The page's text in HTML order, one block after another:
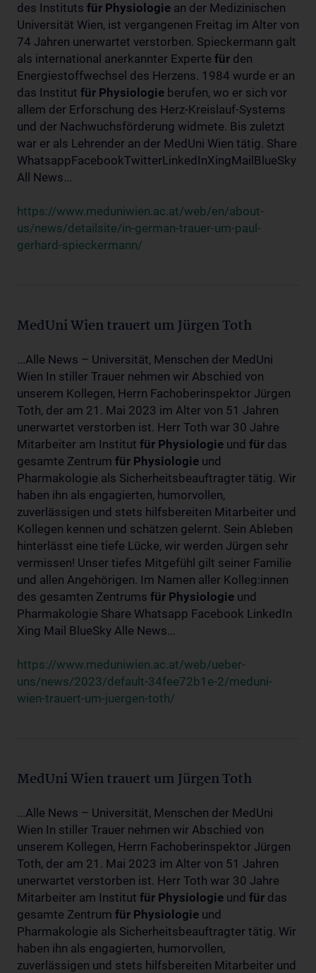
des Instituts für Physiologie an der Medizinischen
Universität Wien, ist vergangenen Freitag im Alter von
74 Jahren unerwartet verstorben. Spieckermann galt
als international anerkannter Experte für den
Energiestoffwechsel des Herzens. 1984 wurde er an
das Institut für Physiologie berufen, wo er sich vor
allem der Erforschung des Herz-Kreislauf-Systems
und der Nachwuchsförderung widmete. Bis zuletzt
war er als Lehrender an der MedUni Wien tätig. Share
WhatsappFacebookTwitterLinkedInXingMailBlueSky
All News...
https://www.meduniwien.ac.at/web/en/about-
us/news/detailsite/in-german-trauer-um-paul-
gerhard-spieckermann/
MedUni Wien trauert um Jürgen Toth
...Alle News – Universität, Menschen der MedUni
Wien In stiller Trauer nehmen wir Abschied von
unserem Kollegen, Herrn Fachoberinspektor Jürgen
Toth, der am 21. Mai 2023 im Alter von 51 Jahren
unerwartet verstorben ist. Herr Toth war 30 Jahre
Mitarbeiter am Institut für Physiologie und für das
gesamte Zentrum für Physiologie und
Pharmakologie als Sicherheitsbeauftragter tätig. Wir
haben ihn als engagierten, humorvollen,
zuverlässigen und stets hilfsbereiten Mitarbeiter und
Kollegen kennen und schätzen gelernt. Sein Ableben
hinterlässt eine tiefe Lücke, wir werden Jürgen sehr
vermissen! Unser tiefes Mitgefühl gilt seiner Familie
und allen Angehörigen. Im Namen aller Kolleg:innen
des gesamten Zentrums für Physiologie und
Pharmakologie Share Whatsapp Facebook LinkedIn
Xing Mail BlueSky Alle News...
https://www.meduniwien.ac.at/web/ueber-
uns/news/2023/default-34fee72b1e-2/meduni-
wien-trauert-um-juergen-toth/
MedUni Wien trauert um Jürgen Toth
...Alle News – Universität, Menschen der MedUni
Wien In stiller Trauer nehmen wir Abschied von
unserem Kollegen, Herrn Fachoberinspektor Jürgen
Toth, der am 21. Mai 2023 im Alter von 51 Jahren
unerwartet verstorben ist. Herr Toth war 30 Jahre
Mitarbeiter am Institut für Physiologie und für das
gesamte Zentrum für Physiologie und
Pharmakologie als Sicherheitsbeauftragter tätig. Wir
haben ihn als engagierten, humorvollen,
zuverlässigen und stets hilfsbereiten Mitarbeiter und